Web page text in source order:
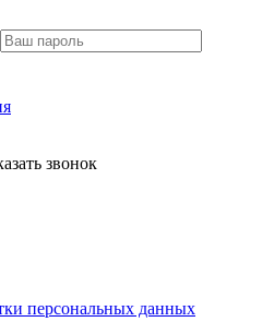
звонок
персональных данных